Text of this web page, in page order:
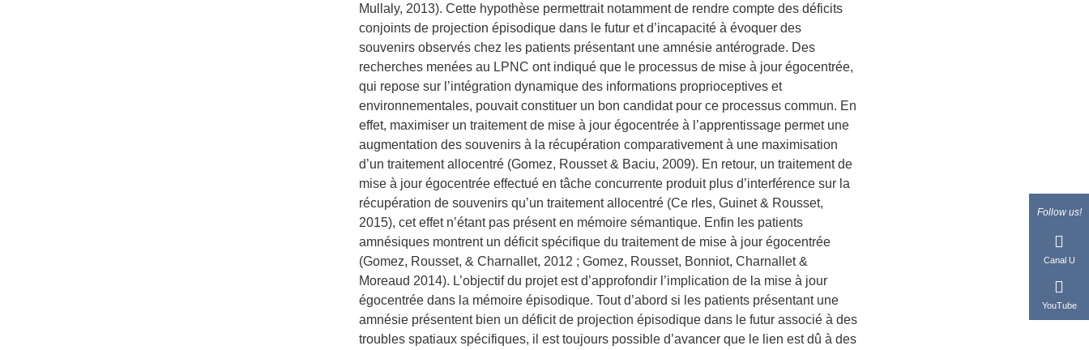
Follow us!
Canal U
YouTube
Mullaly, 2013). Cette hypothèse permettrait notamment de rendre compte des déficits
conjoints de projection épisodique dans le futur et d’incapacité à évoquer des
souvenirs observés chez les patients présentant une amnésie antérograde. Des
recherches menées au LPNC ont indiqué que le processus de mise à jour égocentrée,
qui repose sur l’intégration dynamique des informations proprioceptives et
environnementales, pouvait constituer un bon candidat pour ce processus commun. En
effet, maximiser un traitement de mise à jour égocentrée à l’apprentissage permet une
augmentation des souvenirs à la récupération comparativement à une maximisation
d’un traitement allocentré (Gomez, Rousset & Baciu, 2009). En retour, un traitement de
mise à jour égocentrée effectué en tâche concurrente produit plus d’interférence sur la
récupération de souvenirs qu’un traitement allocentré (Ce rles, Guinet & Rousset,
2015), cet effet n’étant pas présent en mémoire sémantique. Enfin les patients
amnésiques montrent un déficit spécifique du traitement de mise à jour égocentrée
(Gomez, Rousset, & Charnallet, 2012 ; Gomez, Rousset, Bonniot, Charnallet &
Moreaud 2014). L’objectif du projet est d’approfondir l’implication de la mise à jour
égocentrée dans la mémoire épisodique. Tout d’abord si les patients présentant une
amnésie présentent bien un déficit de projection épisodique dans le futur associé à des
troubles spatiaux spécifiques, il est toujours possible d’avancer que le lien est dû à des